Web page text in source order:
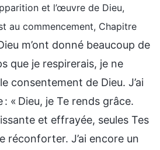
et l’œuvre de Dieu,
au commencement, Chapitre
m’ont donné beaucoup de
que je respirerais, je ne
consentement de Dieu. J’ai
: « Dieu, je Te rends grâce.
et effrayée, seules Tes
réconforter. J’ai encore un